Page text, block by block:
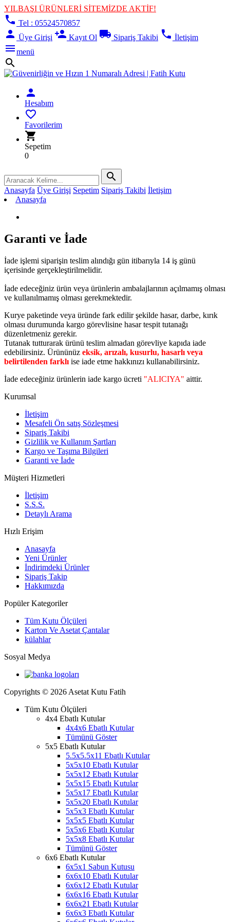
YILBAŞI ÜRÜNLERİ SİTEMİZDE AKTİF!
phone Tel : 05524570857
person Üye Girişi person_add Kayıt Ol local_shipping Sipariş Takibi phone İletişim
menumenü
search
person
Hesabım
favorite_border
Favorilerim
shopping_cart
Sepetim
0
search
Anasayfa Üye Girişi Sepetim Sipariş Takibi İletişim
Anasayfa
Garanti ve İade
İade işlemi siparişin teslim alındığı gün itibarıyla 14 iş günü
içerisinde gerçekleştirilmelidir.
İade edeceğiniz ürün veya ürünlerin ambalajlarının açılmamış olması
ve kullanılmamış olması gerekmektedir.
Kurye paketinde veya üründe fark edilir şekilde hasar, darbe, kırık
olması durumunda kargo görevlisine hasar tespit tutanağı
düzenletmeniz gerekir.
Tutanak tutturarak ürünü teslim almadan görevliye kapıda iade
edebilirsiniz. Ürününüz eksik, arızalı, kusurlu, hasarlı veya
belirtilenden farklı ise iade etme hakkınızı kullanabilirsiniz.
İade edeceğiniz ürünlerin iade kargo ücreti "ALICIYA" aittir.
Kurumsal
İletişim
Mesafeli Ön satış Sözleşmesi
Sipariş Takibi
Gizlilik ve Kullanım Şartları
Kargo ve Taşıma Bilgileri
Garanti ve İade
Müşteri Hizmetleri
İletişim
S.S.S.
Detaylı Arama
Hızlı Erişim
Anasayfa
Yeni Ürünler
İndirimdeki Ürünler
Sipariş Takip
Hakkımızda
Popüler Kategoriler
Tüm Kutu Ölçüleri
Karton Ve Asetat Çantalar
külahlar
Sosyal Medya
Copyrights © 2026 Asetat Kutu Fatih
Tüm Kutu Ölçüleri
4x4 Ebatlı Kutular
4x4x6 Ebatlı Kutular
Tümünü Göster
5x5 Ebatlı Kutular
5.5x5.5x11 Ebatlı Kutular
5x5x10 Ebatlı Kutular
5x5x12 Ebatlı Kutular
5x5x15 Ebatlı Kutular
5x5x17 Ebatlı Kutular
5x5x20 Ebatlı Kutular
5x5x3 Ebatlı Kutular
5x5x5 Ebatlı Kutular
5x5x6 Ebatlı Kutular
5x5x8 Ebatlı Kutular
Tümünü Göster
6x6 Ebatlı Kutular
6x5x1 Sabun Kutusu
6x6x10 Ebatlı Kutular
6x6x12 Ebatlı Kutular
6x6x16 Ebatlı Kutular
6x6x21 Ebatlı Kutular
6x6x3 Ebatlı Kutular